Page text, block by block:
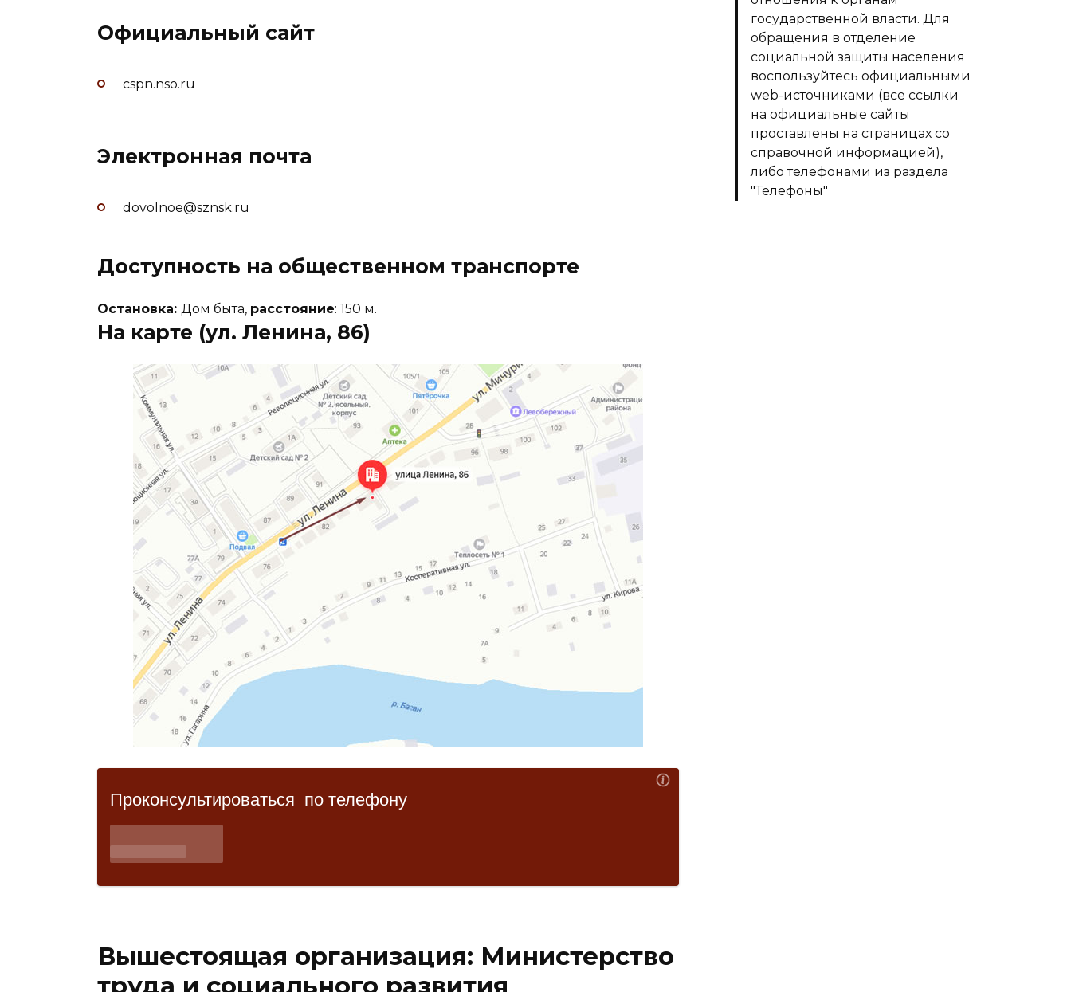
Официальный сайт
cspn.nso.ru
Электронная почта
dovolnoe@sznsk.ru
Доступность на общественном транспорте
Остановка: Дом быта, расстояние: 150 м.
На карте (ул. Ленина, 86)
Вышестоящая организация: Министерство
труда и социального развития
государственной власти. Для
обращения в отделение
социальной защиты населения
воспользуйтесь официальными
web-источниками (все ссылки
на официальные сайты
проставлены на страницах со
справочной информацией),
либо телефонами из раздела
"Телефоны"